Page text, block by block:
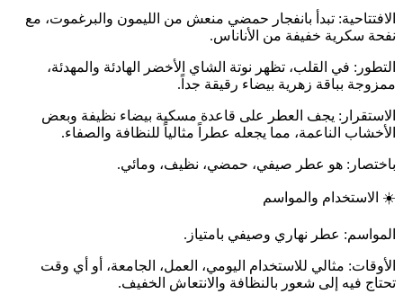
الافتتاحية: تبدأ بانفجار حمضي منعش من الليمون والبرغموت، مع
نفحة سكرية خفيفة من الأناناس.
التطور: في القلب، تظهر نوتة الشاي الأخضر الهادئة والمهدئة،
ممزوجة بباقة زهرية بيضاء رقيقة جداً.
الاستقرار: يجف العطر على قاعدة مسكية بيضاء نظيفة وبعض
الأخشاب الناعمة، مما يجعله عطراً مثالياً للنظافة والصفاء.
باختصار: هو عطر صيفي، حمضي، نظيف، ومائي.
☀️ الاستخدام والمواسم
المواسم: عطر نهاري وصيفي بامتياز.
الأوقات: مثالي للاستخدام اليومي، العمل، الجامعة، أو أي وقت
تحتاج فيه إلى شعور بالنظافة والانتعاش الخفيف.